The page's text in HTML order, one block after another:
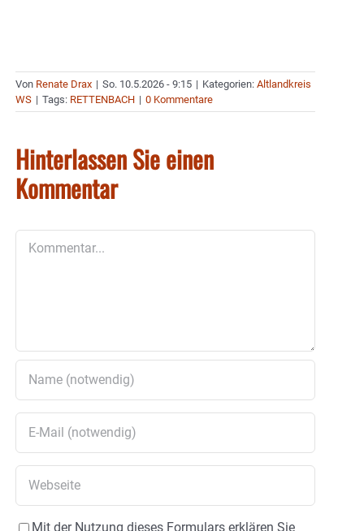
Von Renate Drax | So. 10.5.2026 - 9:15 | Kategorien: Altlandkreis
WS | Tags: RETTENBACH | 0 Kommentare
Hinterlassen Sie einen
Kommentar
Mit der Nutzung dieses Formulars erklären Sie